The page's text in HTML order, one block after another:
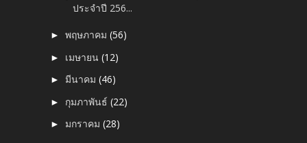
ประจำปี 256...
►พฤษภาคม(56)
► เมษายน(12)
► มีนาคม(46)
► กุมภาพันธ์(22)
► มกราคม(28)